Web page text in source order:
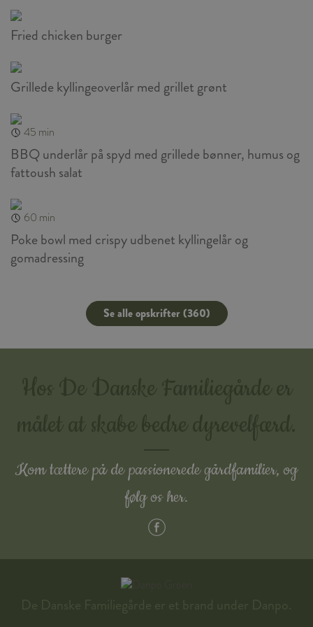
Fried chicken burger
Grillede kyllingeoverlår med grillet grønt
45 min
BBQ underlår på spyd med grillede bønner, humus og
fattoush salat
60 min
Poke bowl med crispy udbenet kyllingelår og
gomadressing
Se alle opskrifter (360)
Kom tættere på de passionerede gårdfamilier, og
følg os her.